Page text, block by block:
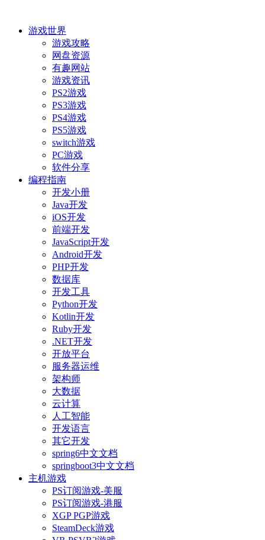
游戏世界
游戏攻略
网盘资源
有趣网站
游戏资讯
PS2游戏
PS3游戏
PS4游戏
PS5游戏
switch游戏
PC游戏
软件分享
编程指南
开发小册
Java开发
iOS开发
前端开发
JavaScript开发
Android开发
PHP开发
数据库
开发工具
Python开发
Kotlin开发
Ruby开发
.NET开发
开放平台
服务器运维
架构师
大数据
云计算
人工智能
开发语言
其它开发
spring6中文文档
springboot3中文文档
主机游戏
PS订阅游戏-美服
PS订阅游戏-港服
XGP PGP游戏
SteamDeck游戏